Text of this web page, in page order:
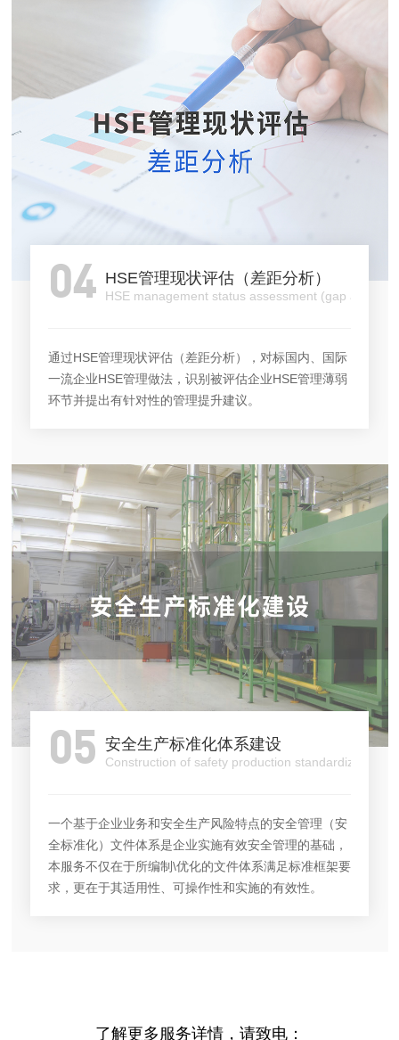
04 HSE管理现状评估（差距分析）
HSE management status assessment (gap analysis)
通过HSE管理现状评估（差距分析），对标国内、国际
一流企业HSE管理做法，识别被评估企业HSE管理薄弱
环节并提出有针对性的管理提升建议。
05 安全生产标准化体系建设
Construction of safety production standardization
一个基于企业业务和安全生产风险特点的安全管理（安
全标准化）文件体系是企业实施有效安全管理的基础，
本服务不仅在于所编制\优化的文件体系满足标准框架要
求，更在于其适用性、可操作性和实施的有效性。
了解更多服务详情，请致电：